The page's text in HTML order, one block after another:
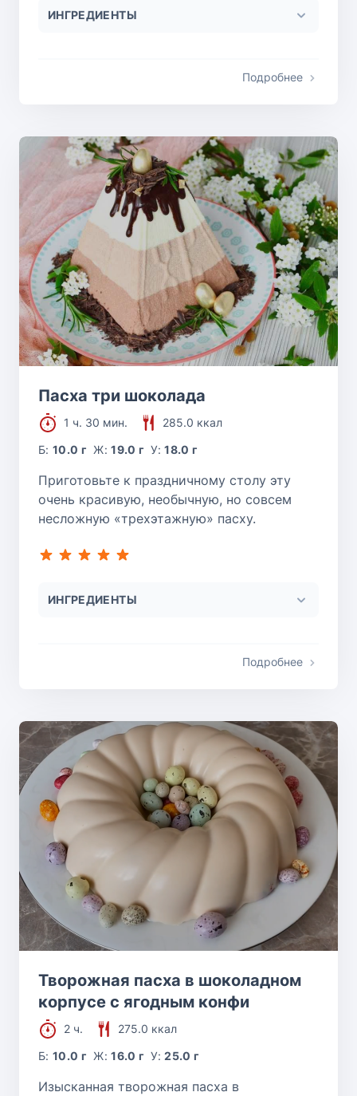
ИНГРЕДИЕНТЫ
Подробнее
Пасха три шоколада
1 ч. 30 мин.
285.0 ккал
Б:10.0 г Ж:19.0 г У:18.0 г
Приготовьте к праздничному столу эту
очень красивую, необычную, но совсем
несложную «трехэтажную» пасху.
ИНГРЕДИЕНТЫ
Подробнее
Творожная пасха в шоколадном
корпусе с ягодным конфи
2 ч.
275.0 ккал
Б:10.0 г Ж:16.0 г У:25.0 г
Изысканная творожная пасха в